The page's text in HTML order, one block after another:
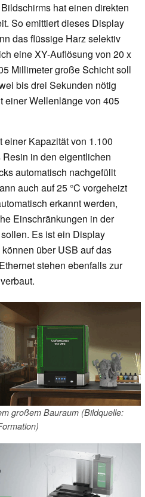
hat einen direkten
So emittiert dieses Display
das flüssige Harz selektiv
eine XY-Auflösung von 20 x
Millimeter große Schicht soll
bis drei Sekunden nötig
einer Wellenlänge von 405
einer Kapazität von 1.100
in den eigentlichen
automatisch nachgefüllt
auch auf 25 °C vorgeheizt
erkannt werden,
Einschränkungen in der
Es ist ein Display
über USB auf das
stehen ebenfalls zur
großem Bauraum (Bildquelle: